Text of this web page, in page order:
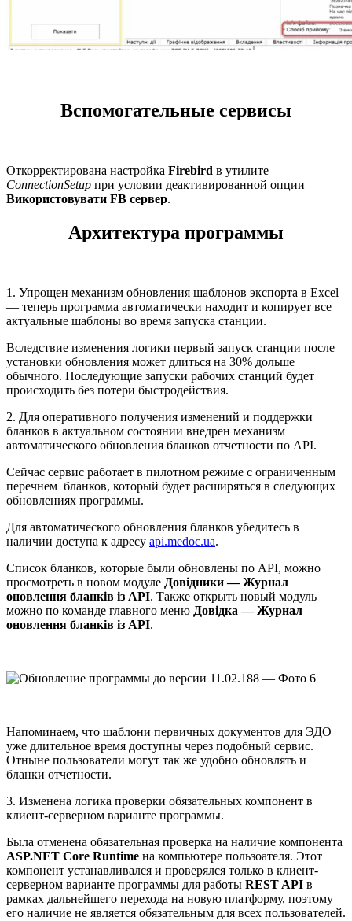
Вспомогательные сервисы
Откорректирована настройка Firebird в утилите
ConnectionSetup при условии деактивированной опции
Використовувати FB сервер.
Архитектура программы
1. Упрощен механизм обновления шаблонов экспорта в Excel
— теперь программа автоматически находит и копирует все
актуальные шаблоны во время запуска станции.
Вследствие изменения логики первый запуск станции после
установки обновления может длиться на 30% дольше
обычного. Последующие запуски рабочих станций будет
происходить без потери быстродействия.
2. Для оперативного получения изменений и поддержки
бланков в актуальном состоянии внедрен механизм
автоматического обновления бланков отчетности по API.
Сейчас сервис работает в пилотном режиме с ограниченным
перечнем бланков, который будет расширяться в следующих
обновлениях программы.
Для автоматического обновления бланков убедитесь в
наличии доступа к адресу api.medoc.ua.
Список бланков, которые были обновлены по API, можно
просмотреть в новом модуле Довідники — Журнал
оновлення бланків із API. Также открыть новый модуль
можно по команде главного меню Довідка — Журнал
оновлення бланків із API.
Напоминаем, что шаблони первичных документов для ЭДО
уже длительное время доступны через подобный сервис.
Отныне пользователи могут так же удобно обновлять и
бланки отчетности.
3. Изменена логика проверки обязательных компонент в
клиент-серверном варианте программы.
Была отменена обязательная проверка на наличие компонента
ASP.NET Core Runtime на компьютере пользоателя. Этот
компонент устанавливался и проверялся только в клиент-
серверном варианте программы для работы REST API в
рамках дальнейшего перехода на новую платформу, поэтому
его наличие не является обязательным для всех пользователей.